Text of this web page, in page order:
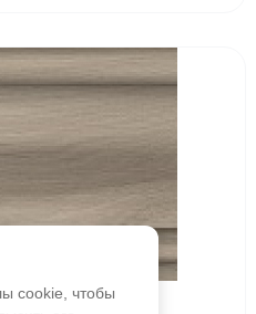
Добрый день! Согласно
требованию производителей,
cookie, чтобы